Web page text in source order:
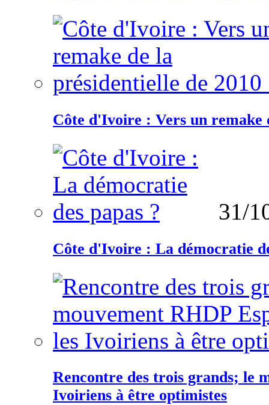
Côte d'Ivoire : Vers un remake
31/
Côte d'Ivoire : La démocratie
Rencontre des trois grands; le
Ivoiriens à être optimistes